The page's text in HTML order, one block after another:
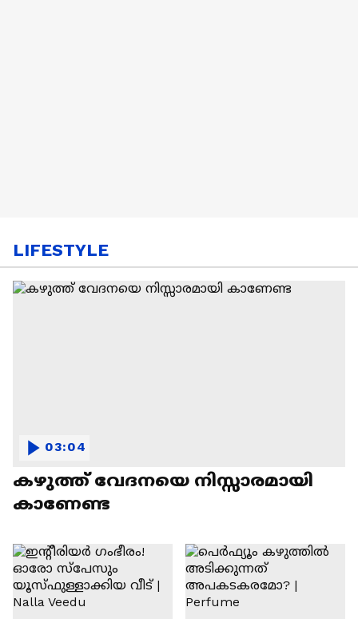
LIFESTYLE
കഴുത്ത് വേദനയെ നിസ്സാരമായി
കാണേണ്ട
03:04